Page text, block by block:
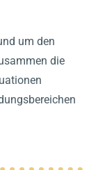
um den
die